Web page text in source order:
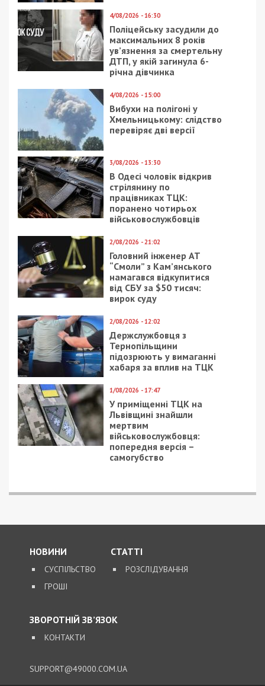
4/08/2026 - 16:30
Поліцейську засудили до
максимальних 8 років
ув’язнення за смертельну
ДТП, у якій загинула 6-
річна дівчинка
4/08/2026 - 15:00
Вибухи на полігоні у
Хмельницькому: слідство
перевіряє дві версії
3/08/2026 - 13:30
В Одесі чоловік відкрив
стрілянину по
працівниках ТЦК:
поранено чотирьох
військовослужбовців
2/08/2026 - 21:02
Головний інженер АТ
“Смоли” з Кам’янського
намагався відкупитися
від СБУ за $50 тисяч:
вирок суду
2/08/2026 - 12:02
Держслужбовця з
Тернопільщини
підозрюють у вимаганні
хабаря за вплив на ТЦК
1/08/2026 - 17:47
У приміщенні ТЦК на
Львівщині знайшли
мертвим
військовослужбовця:
попередня версія –
самогубство
НОВИНИ
СУСПІЛЬСТВО
ГРОШІ
СТАТТІ
РОЗСЛІДУВАННЯ
ЗВОРОТНІЙ ЗВ’ЯЗОК
КОНТАКТИ
SUPPORT@49000.COM.UA